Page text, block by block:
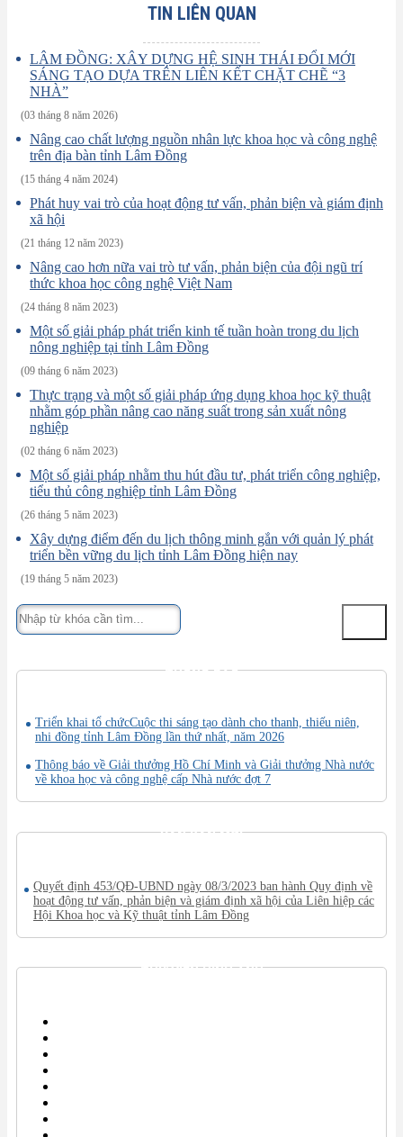
TIN LIÊN QUAN
LÂM ĐỒNG: XÂY DỰNG HỆ SINH THÁI ĐỔI MỚI
SÁNG TẠO DỰA TRÊN LIÊN KẾT CHẶT CHẼ “3
NHÀ”
(03 tháng 8 năm 2026)
Nâng cao chất lượng nguồn nhân lực khoa học và công nghệ
trên địa bàn tỉnh Lâm Đồng
(15 tháng 4 năm 2024)
Phát huy vai trò của hoạt động tư vấn, phản biện và giám định
xã hội
(21 tháng 12 năm 2023)
Nâng cao hơn nữa vai trò tư vấn, phản biện của đội ngũ trí
thức khoa học công nghệ Việt Nam
(24 tháng 8 năm 2023)
Một số giải pháp phát triển kinh tế tuần hoàn trong du lịch
nông nghiệp tại tỉnh Lâm Đồng
(09 tháng 6 năm 2023)
Thực trạng và một số giải pháp ứng dụng khoa học kỹ thuật
nhằm góp phần nâng cao năng suất trong sản xuất nông
nghiệp
(02 tháng 6 năm 2023)
Một số giải pháp nhằm thu hút đầu tư, phát triển công nghiệp,
tiểu thủ công nghiệp tỉnh Lâm Đồng
(26 tháng 5 năm 2023)
Xây dựng điểm đến du lịch thông minh gắn với quản lý phát
triển bền vững du lịch tỉnh Lâm Đồng hiện nay
(19 tháng 5 năm 2023)
THÔNG BÁO
Triển khai tổ chứcCuộc thi sáng tạo dành cho thanh, thiếu niên,
nhi đồng tỉnh Lâm Đồng lần thứ nhất, năm 2026
Thông báo về Giải thưởng Hồ Chí Minh và Giải thưởng Nhà nước
về khoa học và công nghệ cấp Nhà nước đợt 7
VĂN BẢN MỚI
Quyết định 453/QĐ-UBND ngày 08/3/2023 ban hành Quy định về
hoạt động tư vấn, phản biện và giám định xã hội của Liên hiệp các
Hội Khoa học và Kỹ thuật tỉnh Lâm Đồng
THƯ VIỆN HÌNH ẢNH